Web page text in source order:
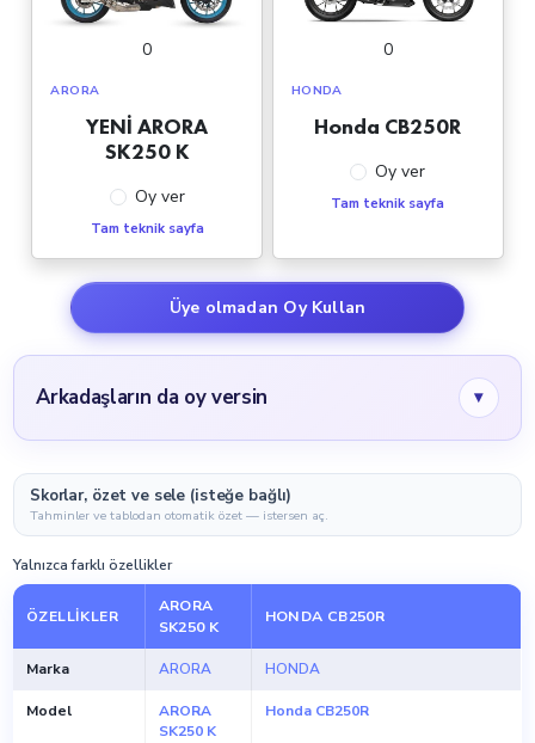
0
ARORA
YENİ ARORA
SK250 K
Oy ver
Tam teknik sayfa
0
HONDA
Honda CB250R
Oy ver
Tam teknik sayfa
Üye olmadan Oy Kullan
Arkadaşların da oy versin ▾
Skorlar, özet ve sele (isteğe bağlı)
Tahminler ve tablodan otomatik özet — istersen aç.
Yalnızca farklı özellikler
ÖZELLIKLER
ARORA
SK250 K
HONDA CB250R
Marka ARORA HONDA
Model
ARORA
SK250 K
Honda CB250R